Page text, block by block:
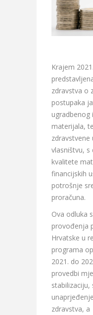
Krajem
zdravstva o
postupaka
materijala,
zdravstvene
vlasništvu, s
kvalitete
financijskih
potrošnje
proračuna.
Ova odluka
provođenja
Hrvatske u
programa
2021. do
provedbi
zdravstva,